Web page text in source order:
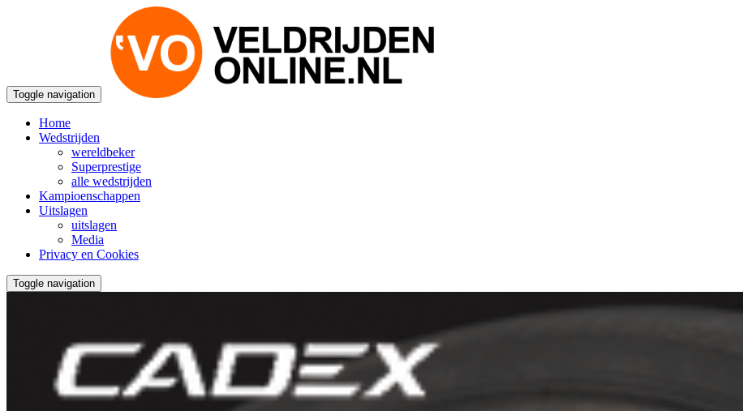
Toggle navigation
Home
Wedstrijden
wereldbeker
Superprestige
alle wedstrijden
Kampioenschappen
Uitslagen
uitslagen
Media
Privacy en Cookies
Toggle navigation